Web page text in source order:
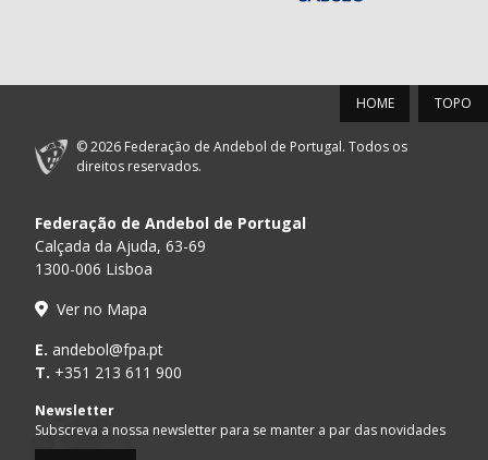
TOPO
HOME
© 2026 Federação de Andebol de Portugal. Todos os
direitos reservados.
Federação de Andebol de Portugal
Calçada da Ajuda, 63-69
1300-006 Lisboa
Ver no Mapa
E. andebol@fpa.pt
T. +351 213 611 900
Newsletter
Subscreva a nossa newsletter para se manter a par das novidades